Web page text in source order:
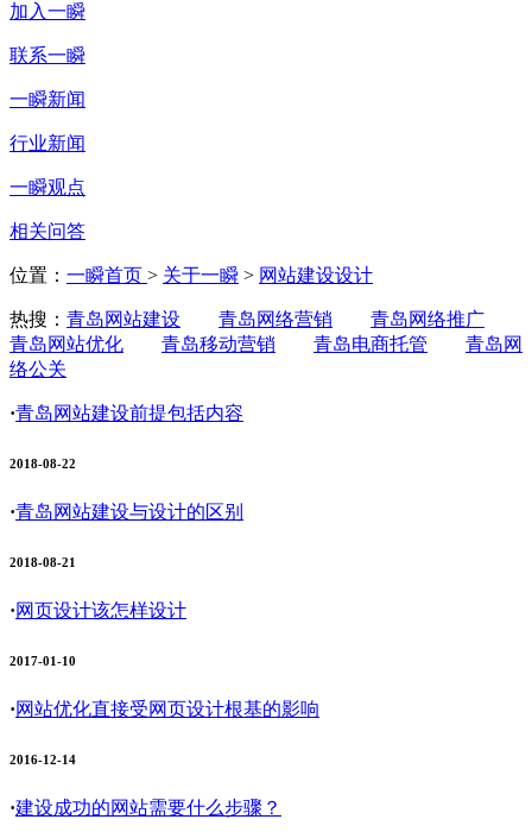
加入一瞬
联系一瞬
一瞬新闻
行业新闻
一瞬观点
相关问答
位置： 一瞬首页 > 关于一瞬 > 网站建设设计
热搜： 青岛网站建设 青岛网络营销
青岛网络推广
青岛网站优化
青岛移动营销 青岛电商托管
青岛网
络公关
·青岛网站建设前提包括内容
2018-08-22
·青岛网站建设与设计的区别
2018-08-21
·网页设计该怎样设计
2017-01-10
·网站优化直接受网页设计根基的影响
2016-12-14
·建设成功的网站需要什么步骤？